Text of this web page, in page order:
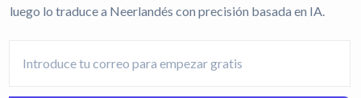
luego lo traduce a Neerlandés con precisión basada en IA.